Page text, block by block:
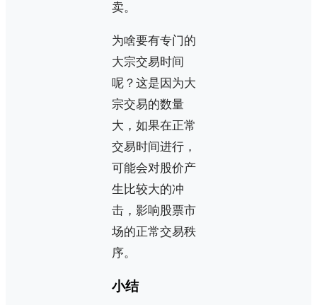
卖。
为啥要有专门的
大宗交易时间
呢？这是因为大
宗交易的数量
大，如果在正常
交易时间进行，
可能会对股价产
生比较大的冲
击，影响股票市
场的正常交易秩
序。
小结